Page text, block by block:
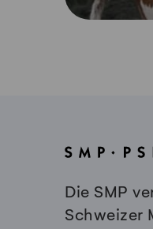
Die SMP
Schweizer